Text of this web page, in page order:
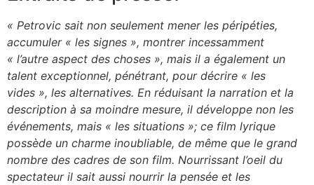
« Petrovic sait non seulement mener les péripéties,
accumuler « les signes », montrer incessamment
« l’autre aspect des choses », mais il a également un
talent exceptionnel, pénétrant, pour décrire « les
vides », les alternatives. En réduisant la narration et la
description à sa moindre mesure, il développe non les
événements, mais « les situations »; ce film lyrique
possède un charme inoubliable, de même que le grand
nombre des cadres de son film. Nourrissant l’oeil du
spectateur il sait aussi nourrir la pensée et les